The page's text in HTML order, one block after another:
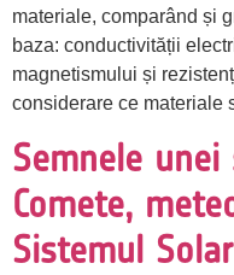
materiale, comparând și
baza: conductivității
magnetismului și
considerare ce materiale
Semnele
Comete,
Sistemul Solar